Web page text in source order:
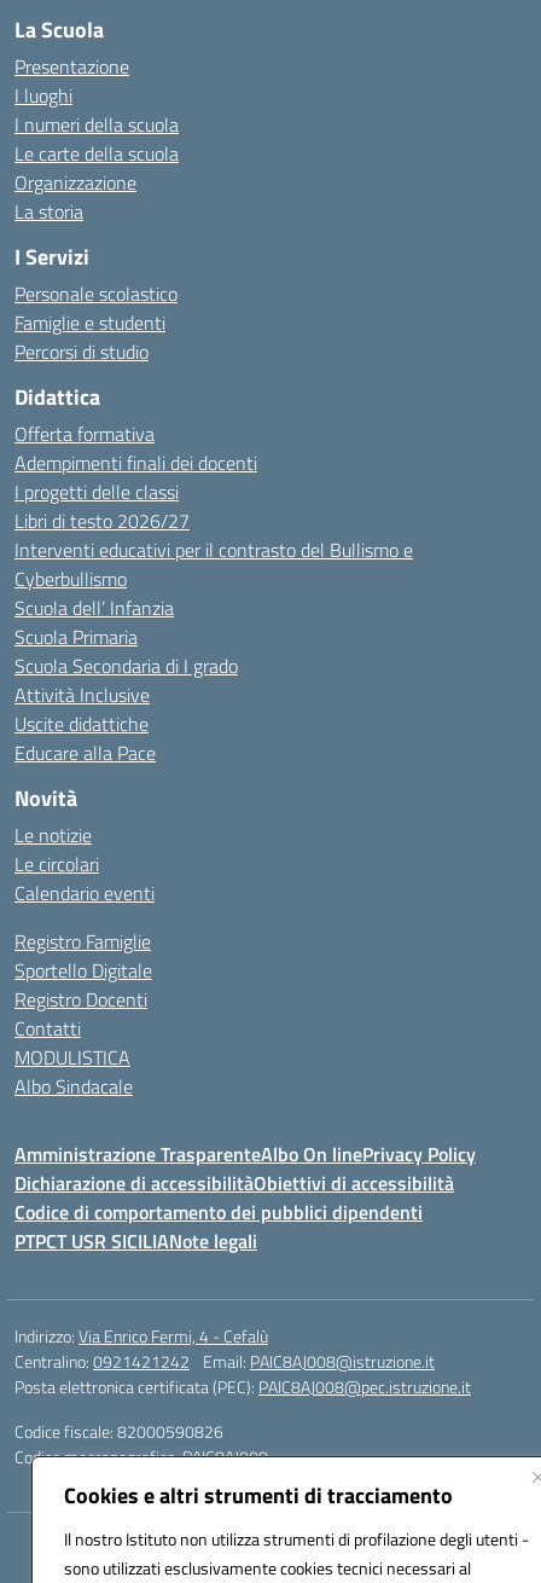
Cookies e altri strumenti di tracciamento
Il nostro Istituto non utilizza strumenti di profilazione degli utenti -
sono utilizzati esclusivamente cookies tecnici necessari al
La Scuola
Presentazione
I luoghi
I numeri della scuola
Le carte della scuola
Organizzazione
La storia
I Servizi
Personale scolastico
Famiglie e studenti
Percorsi di studio
Didattica
Offerta formativa
Adempimenti finali dei docenti
I progetti delle classi
Libri di testo 2026/27
Interventi educativi per il contrasto del Bullismo e
Cyberbullismo
Scuola dell’ Infanzia
Scuola Primaria
Scuola Secondaria di I grado
Attività Inclusive
Uscite didattiche
Educare alla Pace
Novità
Le notizie
Le circolari
Calendario eventi
Registro Famiglie
Sportello Digitale
Registro Docenti
Contatti
MODULISTICA
Albo Sindacale
Amministrazione TrasparenteAlbo On linePrivacy Policy
Dichiarazione di accessibilitàObiettivi di accessibilità
Codice di comportamento dei pubblici dipendenti
PTPCT USR SICILIANote legali
Indirizzo:Via Enrico Fermi, 4 - Cefalù
Centralino:0921421242 Email: PAIC8AJ008@istruzione.it
Posta elettronica certificata (PEC): PAIC8AJ008@pec.istruzione.it
Codice fiscale: 82000590826
Codice meccanografico:PAIC8AJ008
Hosting & Powered by 3D Solution S.r.l.
Concept & Design by Designers Italia